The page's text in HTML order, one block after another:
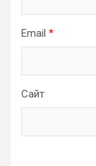
Email *
Сайт